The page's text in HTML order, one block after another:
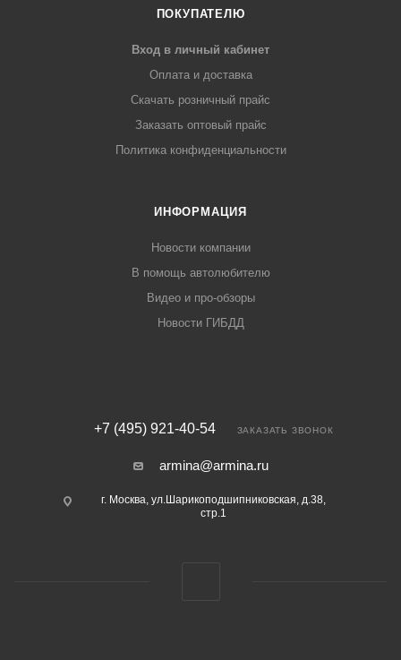
ПОКУПАТЕЛЮ
Вход в личный кабинет
Оплата и доставка
Скачать розничный прайс
Заказать оптовый прайс
Политика конфиденциальности
ИНФОРМАЦИЯ
Новости компании
В помощь автолюбителю
Видео и про-обзоры
Новости ГИБДД
+7 (495) 921-40-54 ЗАКАЗАТЬ ЗВОНОК
armina@armina.ru
г. Москва, ул.Шарикоподшипниковская, д.38,
стр.1